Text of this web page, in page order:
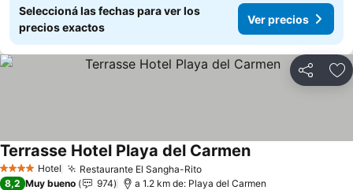
Seleccioná las fechas para ver los
precios exactos
Ver precios
Compartir
4 EstrellasHotel Restaurante El Sangha-Rito
Terrasse Hotel Playa del Carmen
8,2 Muy bueno 974 a 1.2 km de: Playa del Carmen